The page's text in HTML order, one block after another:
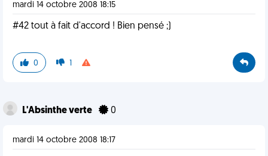
mardi 14 octobre 2008 18:15
#42 tout à fait d'accord ! Bien pensé ;)
0 1
L'Absinthe verte 0
mardi 14 octobre 2008 18:17